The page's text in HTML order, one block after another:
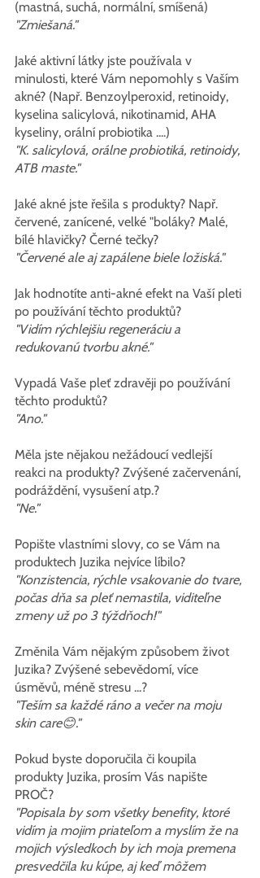
(mastná, suchá, normální, smíšená)
"Zmiešaná."
Jaké aktivní látky jste používala v
minulosti, které Vám nepomohly s Vaším
akné? (Např. Benzoylperoxid, retinoidy,
kyselina salicylová, nikotinamid, AHA
kyseliny, orální probiotika ....)
"K. salicylová, orálne probiotiká, retinoidy,
ATB maste."
Jaké akné jste řešila s produkty? Např.
červené, zanícené, velké "boláky? Malé,
bílé hlavičky? Černé tečky?
"Červené ale aj zapálene biele ložiská."
Jak hodnotíte anti-akné efekt na Vaší pleti
po používání těchto produktů?
"Vidím rýchlejšiu regeneráciu a
redukovanú tvorbu akné."
Vypadá Vaše pleť zdravěji po používání
těchto produktů?
"Ano."
Měla jste nějakou nežádoucí vedlejší
reakci na produkty? Zvýšené začervenání,
podráždění, vysušení atp.?
"Ne."
Popište vlastními slovy, co se Vám na
produktech Juzika nejvíce líbilo?
"Konzistencia, rýchle vsakovanie do tvare,
počas dňa sa pleť nemastila, viditeľne
zmeny už po 3 týždňoch!"
Změnila Vám nějakým způsobem život
Juzika? Zvýšené sebevědomí, více
úsměvů, méně stresu ...?
"Teším sa každé ráno a večer na moju
skin care😊."
Pokud byste doporučila či koupila
produkty Juzika, prosím Vás napište
PROČ?
"Popisala by som všetky benefity, ktoré
vidím ja mojim priateľom a myslím že na
mojich výsledkoch by ich moja premena
presvedčila ku kúpe, aj keď môžem